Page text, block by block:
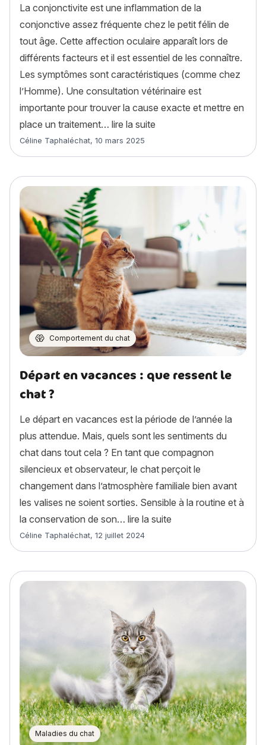
La conjonctivite est une inflammation de la
conjonctive assez fréquente chez le petit félin de
tout âge. Cette affection oculaire apparaît lors de
différents facteurs et il est essentiel de les connaître.
Les symptômes sont caractéristiques (comme chez
l’Homme). Une consultation vétérinaire est
importante pour trouver la cause exacte et mettre en
place un traitement… lire la suite
Article rédigé par
Céline Taphaléchat, 10 mars 2025
Comportement du chat
Départ en vacances : que ressent le
chat ?
Le départ en vacances est la période de l’année la
plus attendue. Mais, quels sont les sentiments du
chat dans tout cela ? En tant que compagnon
silencieux et observateur, le chat perçoit le
changement dans l’atmosphère familiale bien avant
les valises ne soient sorties. Sensible à la routine et à
la conservation de son… lire la suite
Article rédigé par
Céline Taphaléchat, 12 juillet 2024
Maladies du chat